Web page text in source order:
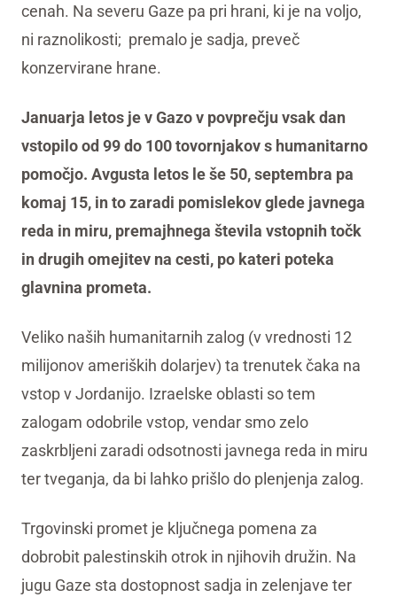
cenah. Na severu Gaze pa pri hrani, ki je na voljo,
ni raznolikosti; premalo je sadja, preveč
konzervirane hrane.
Januarja letos je v Gazo v povprečju vsak dan
vstopilo od 99 do 100 tovornjakov s humanitarno
pomočjo. Avgusta letos le še 50, septembra pa
komaj 15, in to zaradi pomislekov glede javnega
reda in miru, premajhnega števila vstopnih točk
in drugih omejitev na cesti, po kateri poteka
glavnina prometa.
Veliko naših humanitarnih zalog (v vrednosti 12
milijonov ameriških dolarjev) ta trenutek čaka na
vstop v Jordanijo. Izraelske oblasti so tem
zalogam odobrile vstop, vendar smo zelo
zaskrbljeni zaradi odsotnosti javnega reda in miru
ter tveganja, da bi lahko prišlo do plenjenja zalog.
Trgovinski promet je ključnega pomena za
dobrobit palestinskih otrok in njihovih družin. Na
jugu Gaze sta dostopnost sadja in zelenjave ter